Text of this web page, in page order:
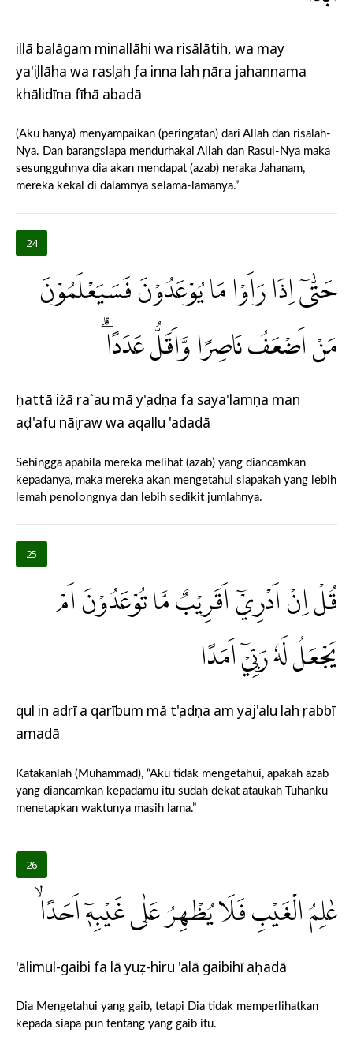
illā balāgam minallāhi wa risālātih, wa may
ya'ṣillāha wa rasụlahụ fa inna lahụ nāra jahannama
khālidīna fīhā abadā
(Aku hanya) menyampaikan (peringatan) dari Allah dan risalah-
Nya. Dan barangsiapa mendurhakai Allah dan Rasul-Nya maka
sesungguhnya dia akan mendapat (azab) neraka Jahanam,
mereka kekal di dalamnya selama-lamanya.”
24
حَتّٰىٓ اِذَا رَاَوْا مَا يُوْعَدُوْنَ فَسَيَعْلَمُوْنَ
مَنْ اَضْعَفُ نَاصِرًا وَّاَقَلُّ عَدَدًاۗ
ḥattā iżā ra`au mā yụ'adụna fa saya'lamụna man
aḍ'afu nāṣiraw wa aqallu 'adadā
Sehingga apabila mereka melihat (azab) yang diancamkan
kepadanya, maka mereka akan mengetahui siapakah yang lebih
lemah penolongnya dan lebih sedikit jumlahnya.
25
قُلْ اِنْ اَدْرِيْٓ اَقَرِيْبٌ مَّا تُوْعَدُوْنَ اَمْ
يَجْعَلُ لَهٗ رَبِّيْٓ اَمَدًا
qul in adrī a qarībum mā tụ'adụna am yaj'alu lahụ rabbī
amadā
Katakanlah (Muhammad), “Aku tidak mengetahui, apakah azab
yang diancamkan kepadamu itu sudah dekat ataukah Tuhanku
menetapkan waktunya masih lama.”
26
عٰلِمُ الْغَيْبِ فَلَا يُظْهِرُ عَلٰى غَيْبِهٖٓ اَحَدًاۙ
'ālimul-gaibi fa lā yuẓ-hiru 'alā gaibihī aḥadā
Dia Mengetahui yang gaib, tetapi Dia tidak memperlihatkan
kepada siapa pun tentang yang gaib itu.